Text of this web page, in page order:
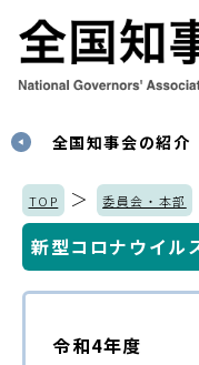
全国知事会の紹介
TOP ＞ 委員会・本部
新型コロナウイル
令和4年度